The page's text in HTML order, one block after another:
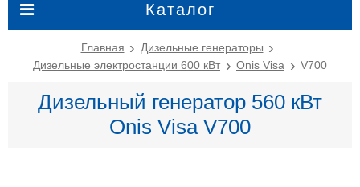
Каталог
Главная
Дизельные генераторы
Дизельные электростанции 600 кВт
Onis Visa V700
Дизельный генератор 560 кВт
Onis Visa V700